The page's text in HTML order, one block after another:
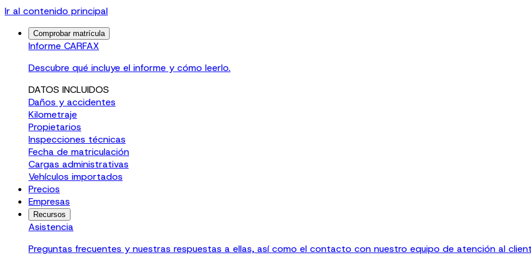
Ir al contenido principal
Comprobar matrícula
Informe CARFAX
Descubre qué incluye el informe y cómo leerlo.
DATOS INCLUIDOS
Daños y accidentes
Kilometraje
Propietarios
Inspecciones técnicas
Fecha de matriculación
Cargas administrativas
Vehículos importados
Precios
Empresas
Recursos
Asistencia
Preguntas frecuentes y nuestras respuestas a ellas, así como el contacto con nuestro equipo de atención al